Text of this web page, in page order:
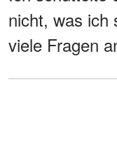
nicht, was ich
viele Fragen